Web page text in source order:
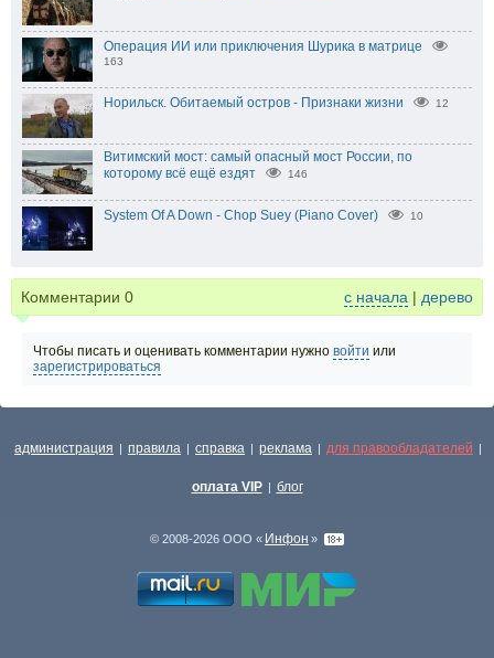
Операция ИИ или приключения Шурика в матрице
163
Норильск. Обитаемый остров - Признаки жизни 12
Витимский мост: самый опасный мост России, по
которому всё ещё ездят
146
System Of A Down - Chop Suey (Piano Cover) 10
Комментарии 0 с начала | дерево
Чтобы писать и оценивать комментарии нужно войти или
зарегистрироваться
администрация | правила | справка | реклама | для правообладателей |
оплата VIP | блог
© 2008-2026 ООО « Инфон »